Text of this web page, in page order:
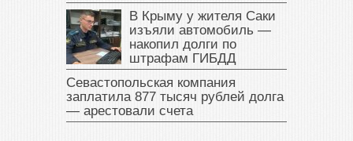
В Крыму у жителя Саки
изъяли автомобиль —
накопил долги по
штрафам ГИБДД
Севастопольская компания
заплатила 877 тысяч рублей долга
— арестовали счета